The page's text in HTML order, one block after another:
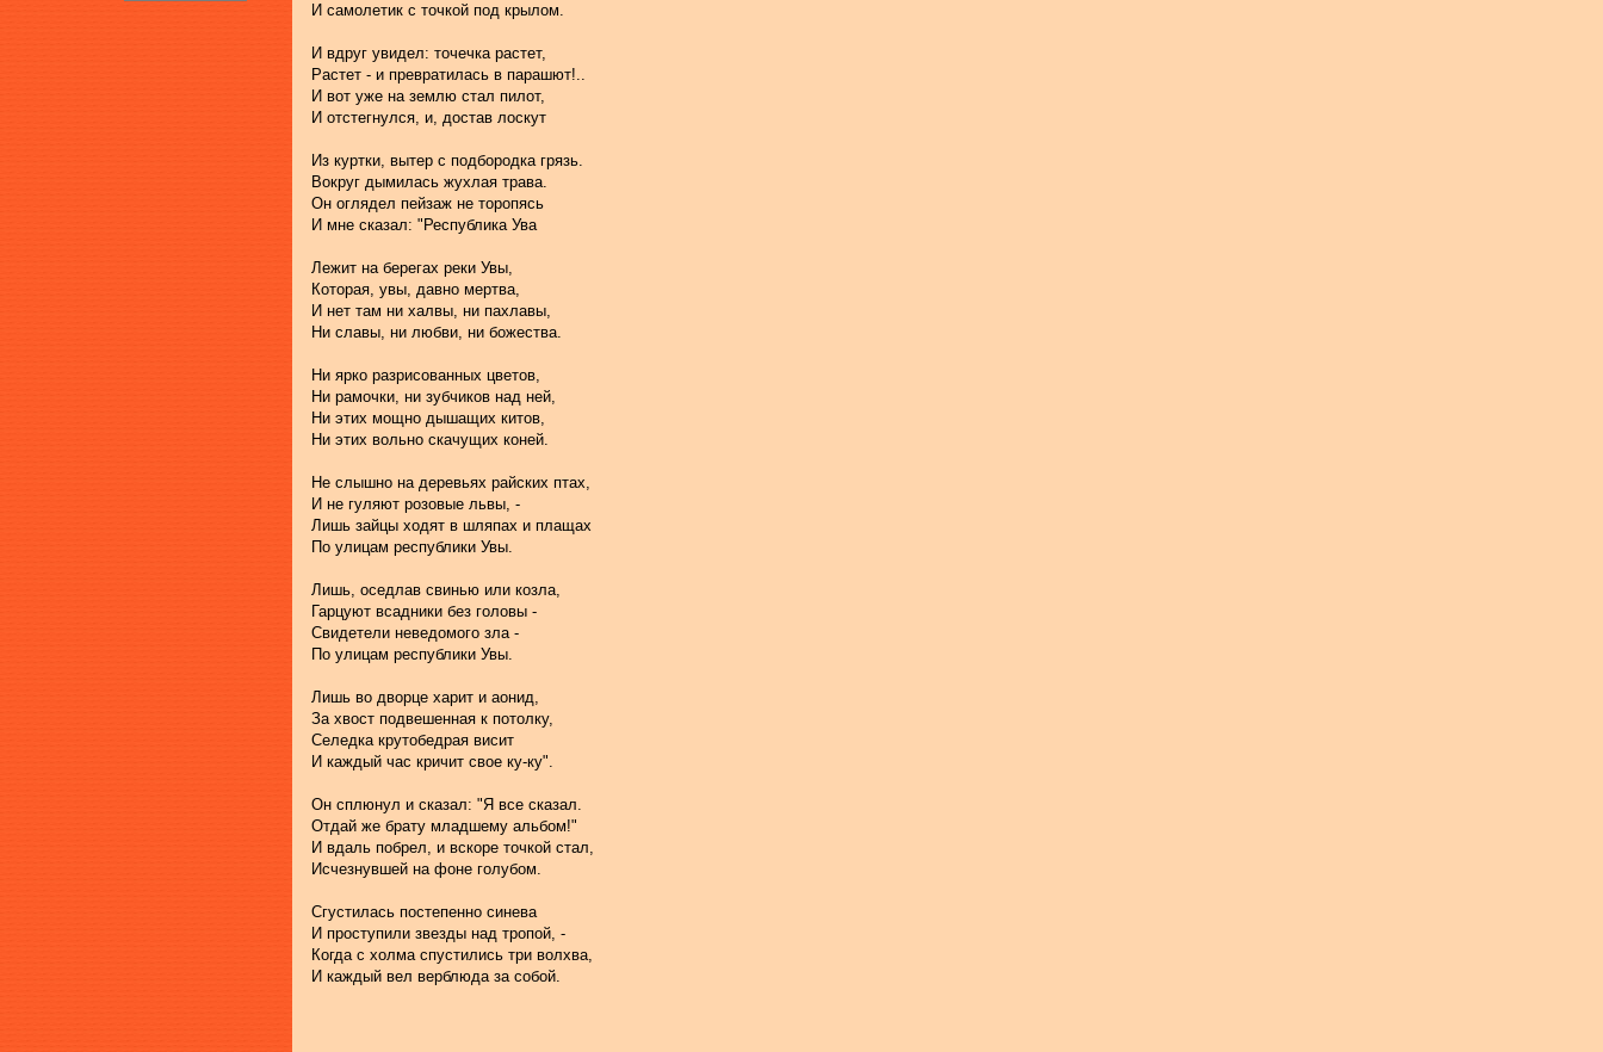
И самолетик с точкой под крылом.
И вдруг увидел: точечка растет,
Растет - и превратилась в парашют!..
И вот уже на землю стал пилот,
И отстегнулся, и, достав лоскут
Из куртки, вытер с подбородка грязь.
Вокруг дымилась жухлая трава.
Он оглядел пейзаж не торопясь
И мне сказал: "Республика Ува
Лежит на берегах реки Увы,
Которая, увы, давно мертва,
И нет там ни халвы, ни пахлавы,
Ни славы, ни любви, ни божества.
Ни ярко разрисованных цветов,
Ни рамочки, ни зубчиков над ней,
Ни этих мощно дышащих китов,
Ни этих вольно скачущих коней.
Не слышно на деревьях райских птах,
И не гуляют розовые львы, -
Лишь зайцы ходят в шляпах и плащах
По улицам республики Увы.
Лишь, оседлав свинью или козла,
Гарцуют всадники без головы -
Свидетели неведомого зла -
По улицам республики Увы.
Лишь во дворце харит и аонид,
За хвост подвешенная к потолку,
Селедка крутобедрая висит
И каждый час кричит свое ку-ку".
Он сплюнул и сказал: "Я все сказал.
Отдай же брату младшему альбом!"
И вдаль побрел, и вскоре точкой стал,
Исчезнувшей на фоне голубом.
Сгустилась постепенно синева
И проступили звезды над тропой, -
Когда с холма спустились три волхва,
И каждый вел верблюда за собой.